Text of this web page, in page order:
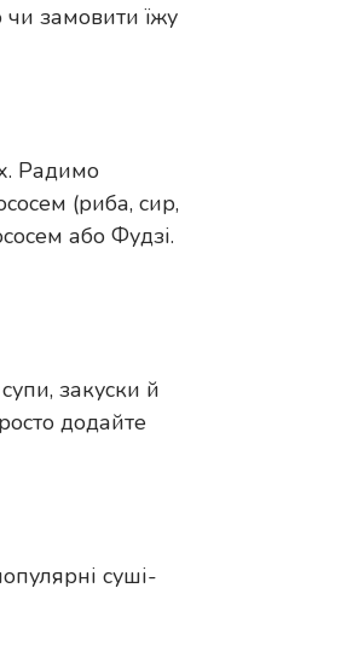
замовити їжу
Радимо
(риба, сир,
або Фудзі.
закуски й
додайте
суші-